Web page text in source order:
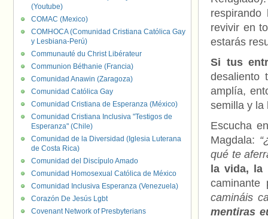
respirando
revivir en
estarás
Si tus
desaliento
amplía,
semilla y la
Escucha
Magdala:
qué te
la vida, la
camináis
mentiras
(Youtube)
COMAC (Mexico)
COMHOCA (Comunidad Cristiana Católica Gay
y Lesbiana-Perú)
Communauté du Christ Libérateur
Communion Béthanie (Francia)
Comunidad Anawin (Zaragoza)
Comunidad Católica Gay
Comunidad Cristiana de Esperanza (México)
Comunidad Cristiana Inclusiva "Testigos de
Esperanza" (Chile)
Comunidad de la Diversidad (Iglesia Luterana
de Costa Rica)
Comunidad del Discípulo Amado
Comunidad Homosexual Católica de México
Comunidad Inclusiva Esperanza (Venezuela)
Corazón De Jesús Lgbt
Covenant Network of Presbyterians